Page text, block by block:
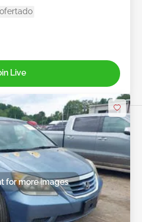
Live
for more images